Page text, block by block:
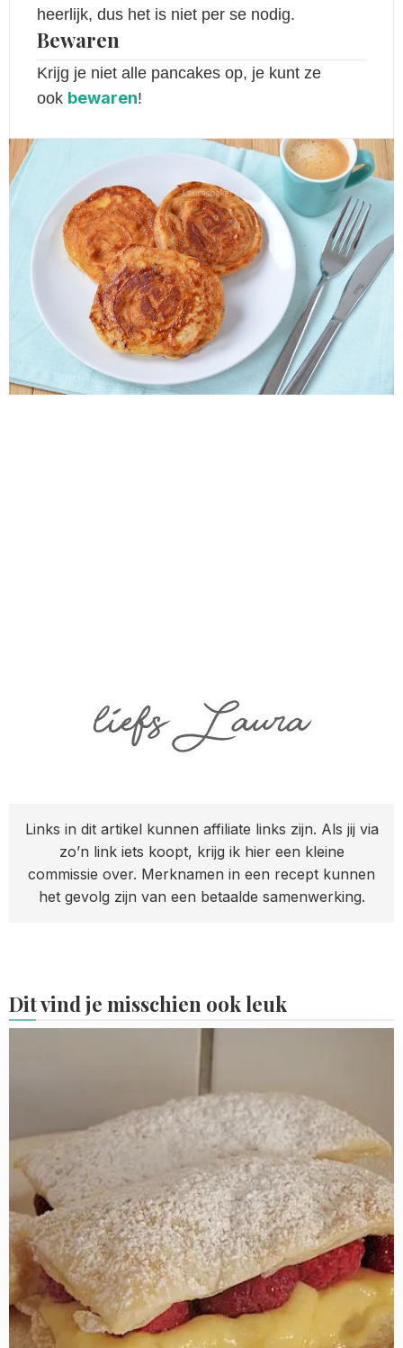
heerlijk, dus het is niet per se nodig.
Bewaren
Krijg je niet alle pancakes op, je kunt ze
ook bewaren!
Links in dit artikel kunnen affiliate links zijn. Als jij via
zo’n link iets koopt, krijg ik hier een kleine
commissie over. Merknamen in een recept kunnen
het gevolg zijn van een betaalde samenwerking.
Dit vind je misschien ook leuk